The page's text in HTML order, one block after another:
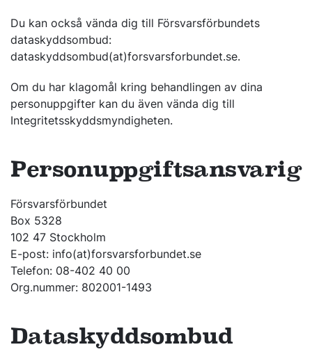
Du kan också vända dig till Försvarsförbundets
dataskyddsombud:
dataskyddsombud(at)forsvarsforbundet.se.
Om du har klagomål kring behandlingen av dina
personuppgifter kan du även vända dig till
Integritetsskyddsmyndigheten.
Personuppgiftsansvarig
Försvarsförbundet
Box 5328
102 47 Stockholm
E-post: info(at)forsvarsforbundet.se
Telefon: 08-402 40 00
Org.nummer: 802001-1493
Dataskyddsombud